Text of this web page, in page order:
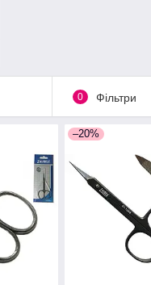
0 Фільтри
–20%